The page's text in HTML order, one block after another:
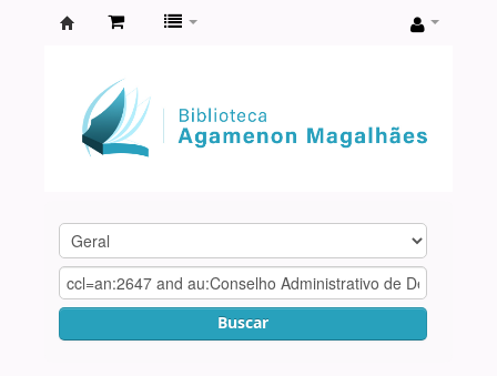
Agamenon
Magalhães
Buscar